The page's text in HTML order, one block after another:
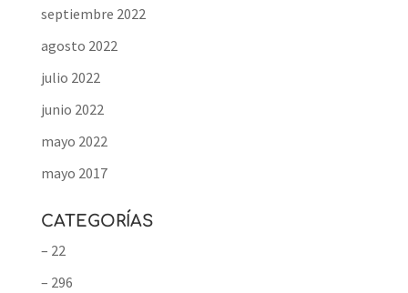
septiembre 2022
agosto 2022
julio 2022
junio 2022
mayo 2022
mayo 2017
CATEGORÍAS
– 22
– 296